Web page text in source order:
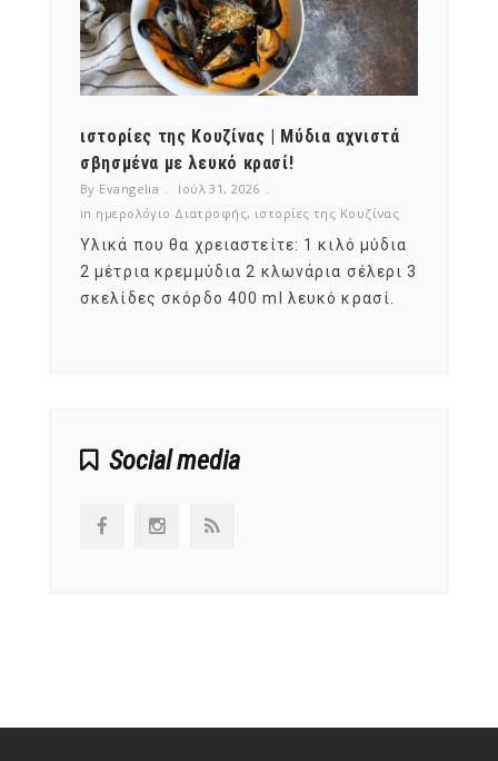
ιστορίες της Κουζίνας | Μύδια αχνιστά
σβησμένα με λευκό κρασί!
By Evangelia
Ιούλ 31, 2026
in ημερολόγιο Διατροφής, ιστορίες της Κουζίνας
Υλικά που θα χρειαστείτε: 1 κιλό μύδια
2 μέτρια κρεμμύδια 2 κλωνάρια σέλερι 3
σκελίδες σκόρδο 400 ml λευκό κρασί.
Social media